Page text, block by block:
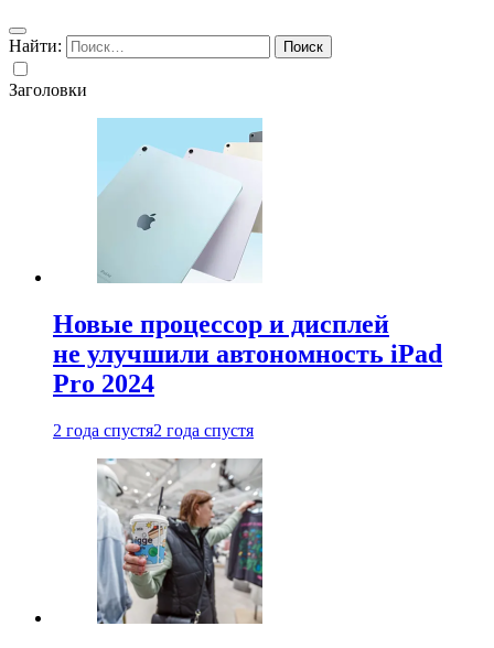
Найти:
Заголовки
Новые процессор и дисплей
не улучшили автономность iPad
Pro 2024
2 года спустя2 года спустя